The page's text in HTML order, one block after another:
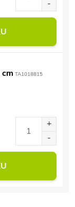
TA1018815